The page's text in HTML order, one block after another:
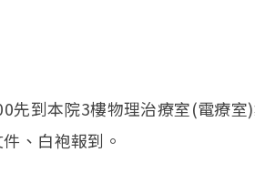
先到本院3樓物理治療室(電療
、白袍報到。